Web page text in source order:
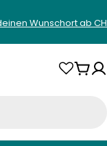
Wunschort ab